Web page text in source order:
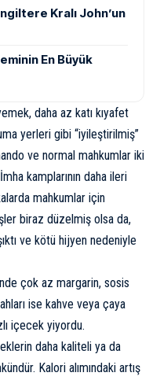
Kralı John’un
En Büyük
daha az katı kıyafet
yerleri gibi “iyileştirilmiş”
ve normal mahkumlar iki
kamplarının daha ileri
mahkumlar için
biraz düzelmiş olsa da,
ve kötü hijyen nedeniyle
çok az margarin, sosis
ise kahve veya çaya
içecek yiyordu.
daha kaliteli ya da
Kalori alımındaki artış